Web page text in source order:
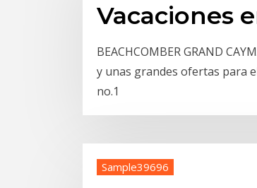
Vacaciones
BEACHCOMBER GRAND
y unas grandes ofertas para
no.1
Sample39696